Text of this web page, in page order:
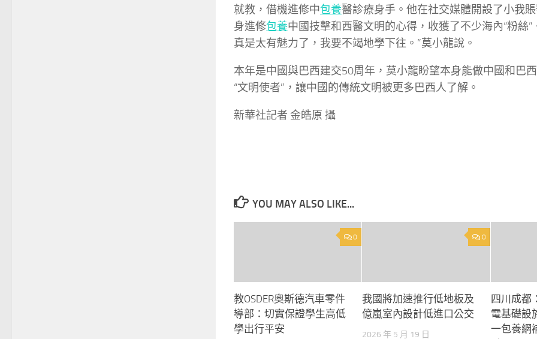
就教，借機進修中包養醫診療身手。他在社交媒體開設了小我
身進修包養中國技擊和西醫文明的心得，收獲了不少海內“粉絲”
真是太有魅力了，我要不竭地學下往。”莫小龍說。
本年是中國與巴西建交50周年，莫小龍盼望本身能做中國和巴
“文明使者”，讓中國的傳統文明被更多巴西人了解。
新華社記者 金皓原 攝
YOU MAY ALSO LIKE...
0
教OSDER奧斯德汽車零件
導部：切實保證學生高低
學出行平安
0
我國將加速推行低地板及
億嵐室內設計低進口公交
2026 年 5 月 19 日
四川成都
電基礎設
一包養網